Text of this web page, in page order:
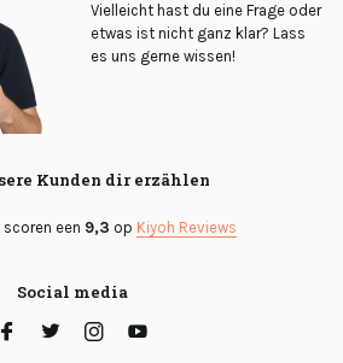
Vielleicht hast du eine Frage oder
etwas ist nicht ganz klar? Lass
es uns gerne wissen!
Kunden dir erzählen
een 9,3 op Kiyoh Reviews
Social media